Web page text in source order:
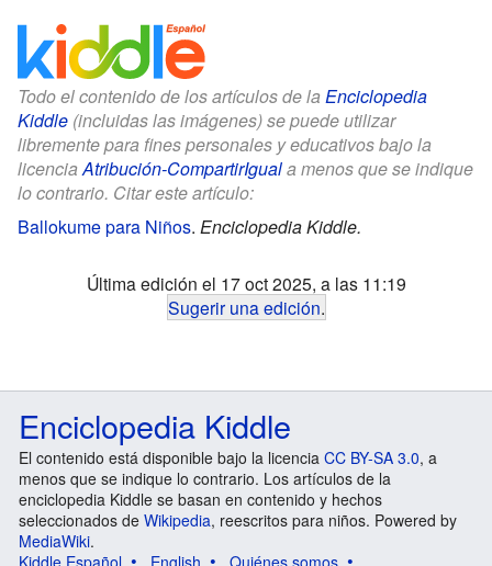
Todo el contenido de los artículos de la Enciclopedia
Kiddle (incluidas las imágenes) se puede utilizar
libremente para fines personales y educativos bajo la
licenciaAtribución-CompartirIguala menos que se indique
lo contrario. Citar este artículo:
Ballokume para Niños. Enciclopedia Kiddle.
Última edición el 17 oct 2025, a las 11:19
Sugerir una edición.
Enciclopedia Kiddle
El contenido está disponible bajo la licencia CC BY-SA 3.0, a
menos que se indique lo contrario. Los artículos de la
enciclopedia Kiddle se basan en contenido y hechos
seleccionados de Wikipedia, reescritos para niños. Powered by
MediaWiki.
Kiddle Español
English Quiénes somos